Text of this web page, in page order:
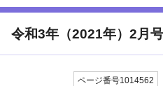
和3年（2021年）2月号
ページ番号1014562